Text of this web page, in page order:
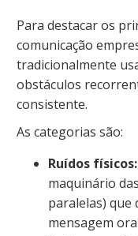
Para destacar os
comunicação
tradicionalmente
obstáculos
consistente.
As categorias são:
Ruídos físicos:
maquinário
paralelas) que
mensagem